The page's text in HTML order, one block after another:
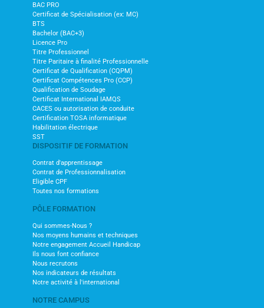
BAC PRO
Certificat de Spécialisation (ex: MC)
BTS
Bachelor (BAC+3)
Licence Pro
Titre Professionnel
Titre Paritaire à finalité Professionnelle
Certificat de Qualification (CQPM)
Certificat Compétences Pro (CCP)
Qualification de Soudage
Certificat International IAMQS
CACES ou autorisation de conduite
Certification TOSA informatique
Habilitation électrique
SST
DISPOSITIF DE FORMATION
Contrat d'apprentissage
Contrat de Professionnalisation
Eligible CPF
Toutes nos formations
PÔLE FORMATION
Qui sommes-Nous ?
Nos moyens humains et techniques
Notre engagement Accueil Handicap
Ils nous font confiance
Nous recrutons
Nos indicateurs de résultats
Notre activité à l'international
NOTRE CAMPUS